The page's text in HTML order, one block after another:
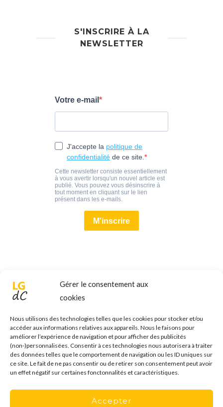
Gérer le consentement aux
cookies
Nous utilisons des technologies telles que les cookies pour stocker et/ou
accéder aux informations relatives aux appareils. Nous le faisons pour
améliorer l’expérience de navigation et pour afficher des publicités
(non-)personnalisées. Consentir à ces technologies nous autorisera à traiter
des données telles que le comportement de navigation ou les ID uniques sur
ce site. Le fait de ne pas consentir ou de retirer son consentement peut avoir
un effet négatif sur certaines fonctonnalités et caractéristiques.
Accepter
S'INSCRIRE À LA
NEWSLETTER